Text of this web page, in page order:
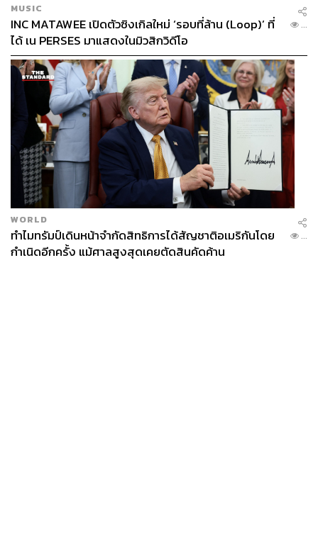
MUSIC
INC MATAWEE เปิดตัวซิงเกิลใหม่ ‘รอบที่ล้าน (Loop)’ ที่
ได้ เน PERSES มาแสดงในมิวสิกวิดีโอ
...
WORLD
ทำไมทรัมป์เดินหน้าจำกัดสิทธิการได้สัญชาติอเมริกันโดย
กำเนิดอีกครั้ง แม้ศาลสูงสุดเคยตัดสินคัดค้าน
...